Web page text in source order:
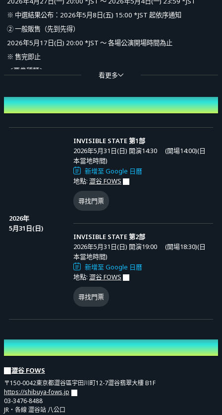
INVISIBLE STATE 第1部
申請期間 (日本當地時間): 2026 / 04 / 27 (週一)
20:00 〜 2026 / 05 / 04 (週一) 23:59
中獎公告 (日本當地時間): 2026 / 05 / 08 (週五)
15:00 起依序
INVISIBLE STATE 第2部
申請期間 (日本當地時間): 2026 / 04 / 27 (週一)
20:00 〜 2026 / 05 / 04 (週一) 23:59
中獎公告 (日本當地時間): 2026 / 05 / 08 (週五)
15:00 起依序
※ 中選結果公布：2026年5月8日(五) 15:00 *JST 起依序通知
② 一般販售（先到先得）
2026年5月17日(日) 20:00 *JST ～ 各場公演開場時間為止
※ 售完即止
＜票券種類＞
特典：第1部・第2部通票參加權、優先入場權、Live After 特別談話參加
權（第2部結束後於會場舉行）、邀請卡
② 普通票：7,000日圓（含稅）
※ 購買數量限制：每種票券最多2張
※ 購票時將另收系統使用費
※ 購買後恕不接受退款或變更
本公演將依電子票券上顯示的「整理編號」順序進行入場引導。
入場叫號將依以下票種順序進行：
① 高級票（整理編號 1 ～）
② 普通票（整理編號 1 ～）
※ 開場後請依工作人員指示，按照上述順序整隊入場。
※ 為了順利入場，請事先於入口附近準備好電子票券畫面。
作人員指示時間入場，敬請見諒。
■ 製作資訊
主辦：株式会社RK Music
企劃／製作：株式会社RK Music
看更多
日期
2026年
5月31日(日)
INVISIBLE STATE 第1部
2026年5月31日(日) 開演14:30
(開場14:00)(日
本當地時間)
新增至 Google 日曆
地點: 澀谷 FOWS
尋找門票
INVISIBLE STATE 第2部
2026年5月31日(日) 開演19:00
(開場18:30)(日
本當地時間)
新增至 Google 日曆
地點: 澀谷 FOWS
尋找門票
地點
澀谷 FOWS
〒150-0042東京都澀谷區宇田川町12-7澀谷翡翠大樓 B1F
https://shibuya-fows.jp
03-3476-8488
JR・各線 澀谷站 八公口